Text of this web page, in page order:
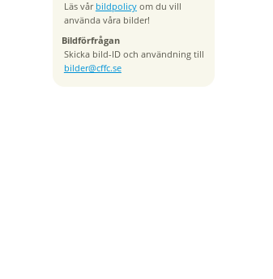
Läs vår bildpolicyom du vill
använda våra bilder!
Bildförfrågan
Skicka bild-ID och användning till
bilder@cffc.se